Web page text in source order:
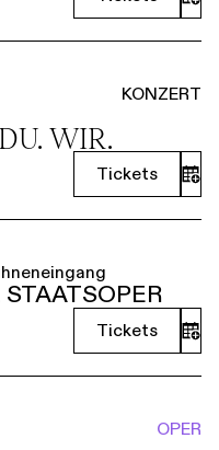
KONZERT
WIR.
Tickets
Tickets
OPER